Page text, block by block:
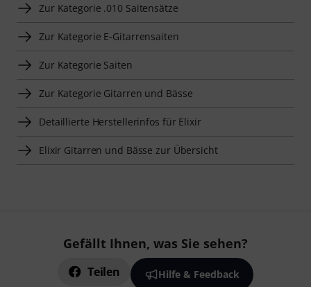
Zur Kategorie .010 Saitensätze
Zur Kategorie E-Gitarrensaiten
Zur Kategorie Saiten
Zur Kategorie Gitarren und Bässe
Detaillierte Herstellerinfos für Elixir
Elixir Gitarren und Bässe zur Übersicht
Gefällt Ihnen, was Sie sehen?
Teilen Hilfe & Feedback